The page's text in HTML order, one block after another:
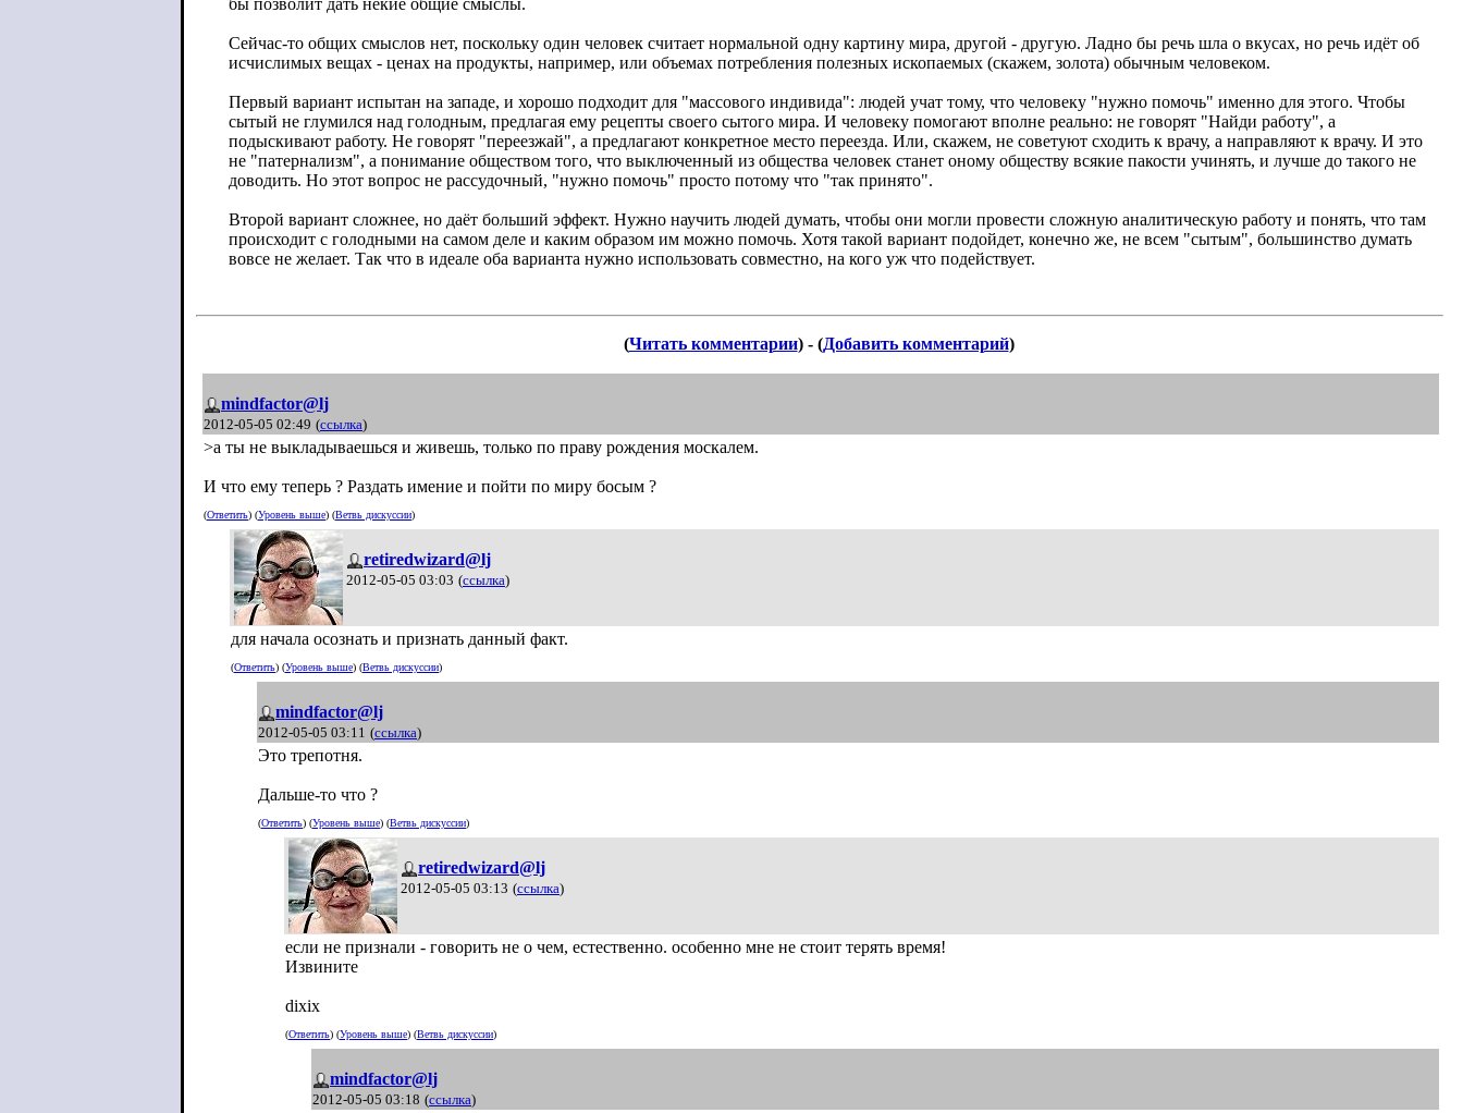
бы позволит дать некие общие смыслы.
Сейчас-то общих смыслов нет, поскольку один человек считает нормальной одну картину мира, другой - другую. Ладно бы речь шла о вкусах, но речь идёт об
исчислимых вещах - ценах на продукты, например, или объемах потребления полезных ископаемых (скажем, золота) обычным человеком.
Первый вариант испытан на западе, и хорошо подходит для "массового индивида": людей учат тому, что человеку "нужно помочь" именно для этого. Чтобы
сытый не глумился над голодным, предлагая ему рецепты своего сытого мира. И человеку помогают вполне реально: не говорят "Найди работу", а
подыскивают работу. Не говорят "переезжай", а предлагают конкретное место переезда. Или, скажем, не советуют сходить к врачу, а направляют к врачу. И это
не "патернализм", а понимание обществом того, что выключенный из общества человек станет оному обществу всякие пакости учинять, и лучше до такого не
доводить. Но этот вопрос не рассудочный, "нужно помочь" просто потому что "так принято".
Второй вариант сложнее, но даёт больший эффект. Нужно научить людей думать, чтобы они могли провести сложную аналитическую работу и понять, что там
происходит с голодными на самом деле и каким образом им можно помочь. Хотя такой вариант подойдет, конечно же, не всем "сытым", большинство думать
вовсе не желает. Так что в идеале оба варианта нужно использовать совместно, на кого уж что подействует.
(Читать комментарии) - (Добавить комментарий)
mindfactor@lj
2012-05-05 02:49 (ссылка)
>а ты не выкладываешься и живешь, только по праву рождения москалем.
И что ему теперь ? Раздать имение и пойти по миру босым ?
(Ответить) (Уровень выше) (Ветвь дискуссии)
retiredwizard@lj
2012-05-05 03:03 (ссылка)
для начала осознать и признать данный факт.
(Ответить) (Уровень выше) (Ветвь дискуссии)
mindfactor@lj
2012-05-05 03:11 (ссылка)
Это трепотня.
Дальше-то что ?
(Ответить) (Уровень выше) (Ветвь дискуссии)
retiredwizard@lj
2012-05-05 03:13 (ссылка)
если не признали - говорить не о чем, естественно. особенно мне не стоит терять время!
Извините
dixix
(Ответить) (Уровень выше) (Ветвь дискуссии)
mindfactor@lj
2012-05-05 03:18 (ссылка)